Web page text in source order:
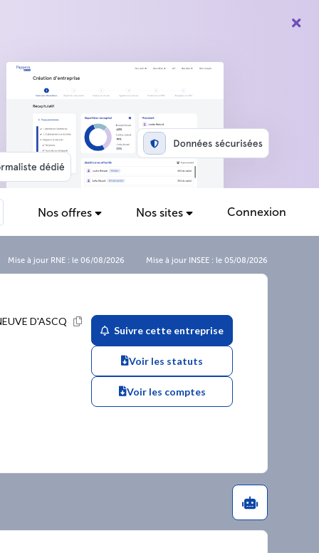
Nos offres Nos sites Connexion
Mise à jour RNE : le 06/08/2026 Mise à jour INSEE : le 05/08/2026
D'ASCQ
Suivre cette entreprise
Voir les statuts
Voir les comptes